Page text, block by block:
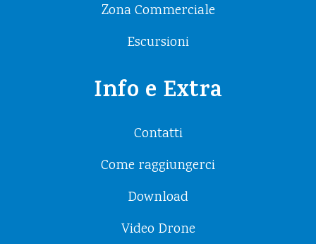
Zona Commerciale
Escursioni
Info e Extra
Contatti
Come raggiungerci
Download
Video Drone